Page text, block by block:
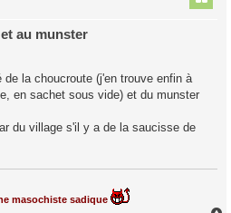
au munster
de la choucroute (j'en trouve enfin à
en sachet sous vide) et du munster
du village s'il y a de la saucisse de
masochiste sadique